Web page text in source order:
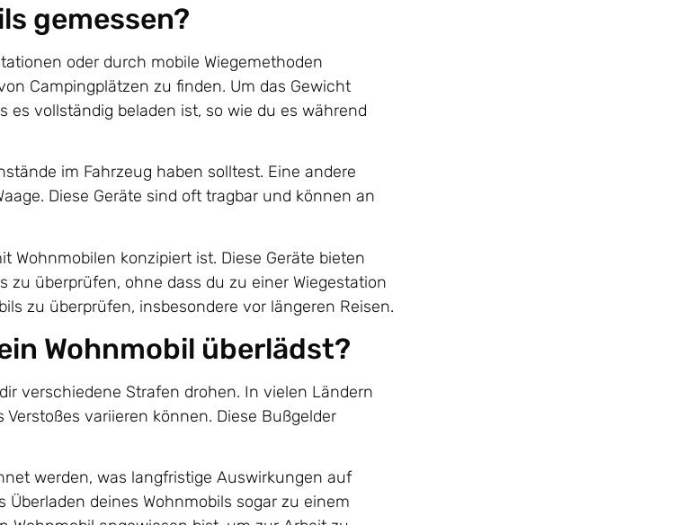
gemessen?
oder durch mobile Wiegemethoden
Campingplätzen zu finden. Um das Gewicht
es vollständig beladen ist, so wie du es während
im Fahrzeug haben solltest. Eine andere
Diese Geräte sind oft tragbar und können an
Wohnmobilen konzipiert ist. Diese Geräte bieten
überprüfen, ohne dass du zu einer Wiegestation
zu überprüfen, insbesondere vor längeren Reisen.
Wohnmobil überlädst?
verschiedene Strafen drohen. In vielen Ländern
variieren können. Diese Bußgelder
werden, was langfristige Auswirkungen auf
deines Wohnmobils sogar zu einem